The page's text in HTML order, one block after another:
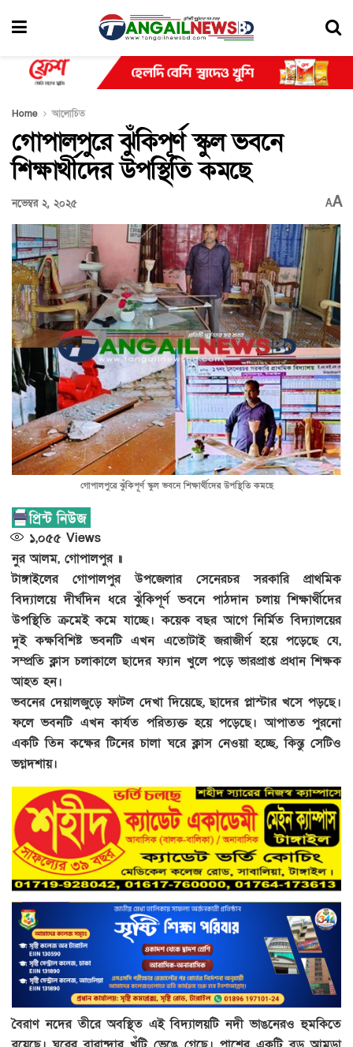
Home আলোচিত
গোপালপুরে ঝুঁকিপূর্ণ স্কুল ভবনে
শিক্ষার্থীদের উপস্থিতি কমছে
নভেম্বর ২, ২০২৫ AA
গোপালপুরে ঝুঁকিপূর্ণ স্কুল ভবনে শিক্ষার্থীদের উপস্থিতি কমছে
১,০৫৫ Views
নুর আলম, গোপালপুর ॥
টাঙ্গাইলের গোপালপুর উপজেলার সেনেরচর সরকারি প্রাথমিক
বিদ্যালয়ে দীর্ঘদিন ধরে ঝুঁকিপূর্ণ ভবনে পাঠদান চলায় শিক্ষার্থীদের
উপস্থিতি ক্রমেই কমে যাচ্ছে। কয়েক বছর আগে নির্মিত বিদ্যালয়ের
দুই কক্ষবিশিষ্ট ভবনটি এখন এতোটাই জরাজীর্ণ হয়ে পড়েছে যে,
সম্প্রতি ক্লাস চলাকালে ছাদের ফ্যান খুলে পড়ে ভারপ্রাপ্ত প্রধান শিক্ষক
আহত হন।
ভবনের দেয়ালজুড়ে ফাটল দেখা দিয়েছে, ছাদের প্লাস্টার খসে পড়ছে।
ফলে ভবনটি এখন কার্যত পরিত্যক্ত হয়ে পড়েছে। আপাতত পুরনো
একটি তিন কক্ষের টিনের চালা ঘরে ক্লাস নেওয়া হচ্ছে, কিন্তু সেটিও
ভগ্নদশায়।
বৈরাণ নদের তীরে অবস্থিত এই বিদ্যালয়টি নদী ভাঙনেরও হুমকিতে